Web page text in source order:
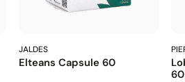
JALDES
Elteans Capsule 60
60